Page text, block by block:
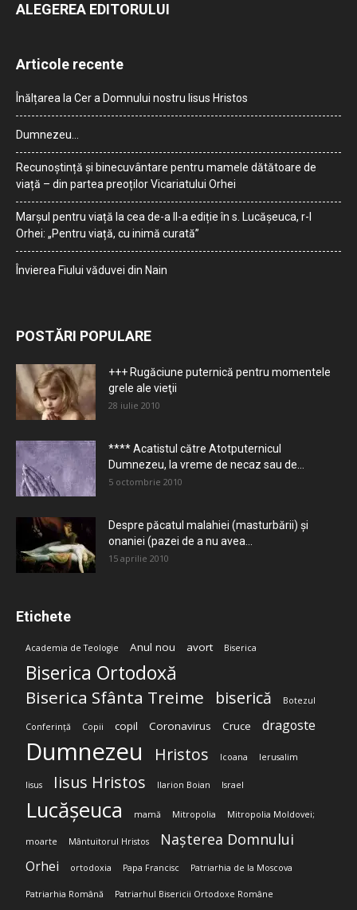
ALEGEREA EDITORULUI
Articole recente
Înălțarea la Cer a Domnului nostru Iisus Hristos
Dumnezeu…
Recunoștință și binecuvântare pentru mamele dătătoare de
viață – din partea preoților Vicariatului Orhei
Marșul pentru viață la cea de-a II-a ediție în s. Lucășeuca, r-l
Orhei: „Pentru viață, cu inimă curată”
Învierea Fiului văduvei din Nain
POSTĂRI POPULARE
+++ Rugăciune puternică pentru momentele
grele ale vieţii
28 iulie 2010
**** Acatistul către Atotputernicul
Dumnezeu, la vreme de necaz sau de...
5 octombrie 2010
Despre păcatul malahiei (masturbării) şi
onaniei (pazei de a nu avea...
15 aprilie 2010
Etichete
Academia de Teologie Anul nou avort Biserica
Biserica Ortodoxă
Biserica Sfânta Treime biserică Botezul
Conferință Copii copil Coronavirus Cruce dragoste
Dumnezeu Hristos Icoana Ierusalim
Iisus Iisus Hristos Ilarion Boian Israel
Lucășeuca mamă Mitropolia Mitropolia Moldovei;
moarte Mântuitorul Hristos Nașterea Domnului
Orhei ortodoxia Papa Francisc Patriarhia de la Moscova
Patriarhia Română Patriarhul Bisericii Ortodoxe Române